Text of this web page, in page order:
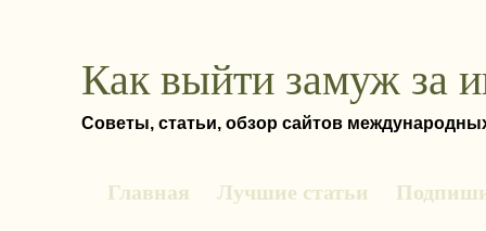
Как выйти замуж за
Советы, статьи, обзор сайтов
Главная Лучшие статьи